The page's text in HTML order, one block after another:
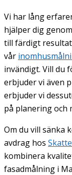
Vi har lång
hjälper dig
till färdigt
vår
invändigt. Vill du
erbjuder vi även
erbjuder vi
på planering och
Om du vill sänka
avdrag hos
kombinera
fasadmålning i